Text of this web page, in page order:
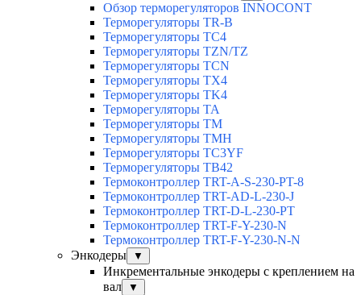
Обзор терморегуляторов INNOCONT
Терморегуляторы TR-B
Терморегуляторы TC4
Терморегуляторы TZN/TZ
Терморегуляторы TCN
Терморегуляторы TX4
Терморегуляторы TK4
Терморегуляторы TA
Терморегуляторы TM
Терморегуляторы TMH
Терморегуляторы TC3YF
Терморегуляторы TB42
Термоконтроллер TRT-A-S-230-PT-8
Термоконтроллер TRT-AD-L-230-J
Термоконтроллер TRT-D-L-230-PT
Термоконтроллер TRT-F-Y-230-N
Термоконтроллер TRT-F-Y-230-N-N
Энкодеры
▼
Инкрементальные энкодеры с креплением на
вал
▼